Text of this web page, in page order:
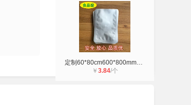
定制60*80cm600*800mm铝箔袋 食品包
￥ 3.84/个